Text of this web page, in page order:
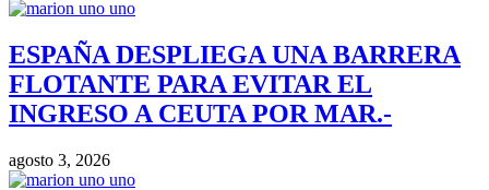
ESPAÑA DESPLIEGA UNA BARRERA
FLOTANTE PARA EVITAR EL
INGRESO A CEUTA POR MAR.-
agosto 3, 2026